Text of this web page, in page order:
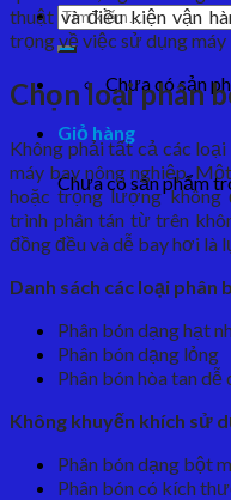
Tìm
kiếm:
Chưa có sản
Giỏ hàng
Chưa có sản phẩm
thuật và điều kiện vận
trọng về việc sử dụng
Chọn loại phân
Không phải tất cả các
máy bay nông nghiệp.
hoặc trọng lượng không
trình phân tán từ trên
đồng đều và dễ bay hơi là
Danh sách các loại phân
Phân bón dạng hạt
Phân bón dạng lỏng
Phân bón hòa tan dễ
Không khuyến khích sử
Phân bón dạng bột
Phân bón có kích